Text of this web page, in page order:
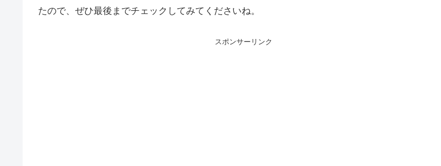
たので、ぜひ最後までチェックしてみてくださいね。
スポンサーリンク